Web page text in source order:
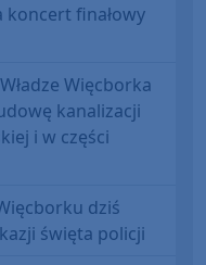
koncert finałowy
Władze Więcborka
kanalizacji
i w części
dziś
święta policji